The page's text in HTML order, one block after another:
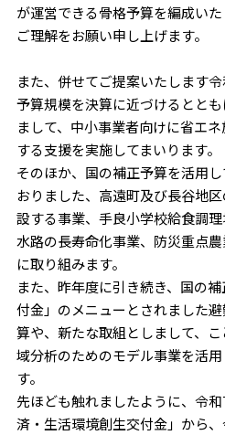
が運営できる骨格予算を編成い
ご理解をお願い申し上げます。
また、併せてご提案いたします令
予算規模を決算に近づけるとと
まして、中小事業者向けに省エ
する支援を実施してまいります。
そのほか、国の補正予算を活用
おりました、高遠町及び長谷地
設する事業、手良小学校給食調
水路の長寿命化事業、防災重点
に取り組みます。
また、昨年度に引き続き、国の
付金」のメニューとされました
算や、新たな取組としまして、
域分析のためのモデル事業を活
す。
先ほども触れましたように、令
済・生活環境創生交付金」から